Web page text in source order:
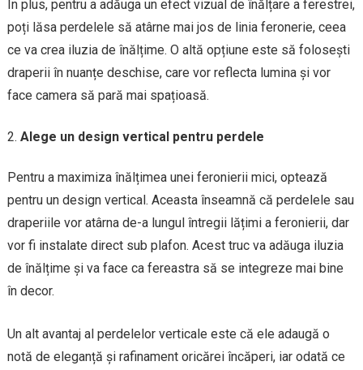
În plus, pentru a adăuga un efect vizual de înălțare a ferestrei,
poți lăsa perdelele să atârne mai jos de linia feronerie, ceea
ce va crea iluzia de înălțime. O altă opțiune este să folosești
draperii în nuanțe deschise, care vor reflecta lumina și vor
face camera să pară mai spațioasă.
Alege un design vertical pentru perdele
Pentru a maximiza înălțimea unei feronierii mici, optează
pentru un design vertical. Aceasta înseamnă că perdelele sau
draperiile vor atârna de-a lungul întregii lățimi a feronierii, dar
vor fi instalate direct sub plafon. Acest truc va adăuga iluzia
de înălțime și va face ca fereastra să se integreze mai bine
în decor.
Un alt avantaj al perdelelor verticale este că ele adaugă o
notă de eleganță și rafinament oricărei încăperi, iar odată ce